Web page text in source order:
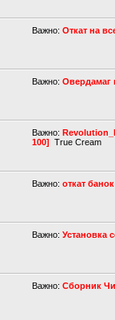
Важно: Откат на
Важно: Овердамаг
Важно:
100] True Cream
Важно: откат
Важно: Установка
Важно: Сборник